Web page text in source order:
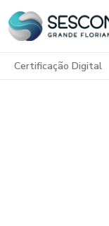
Certificação Digital